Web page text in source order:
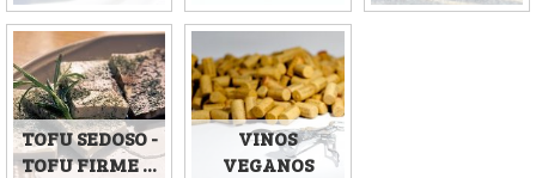
TOFU SEDOSO -
TOFU FIRME ...
VINOS
VEGANOS